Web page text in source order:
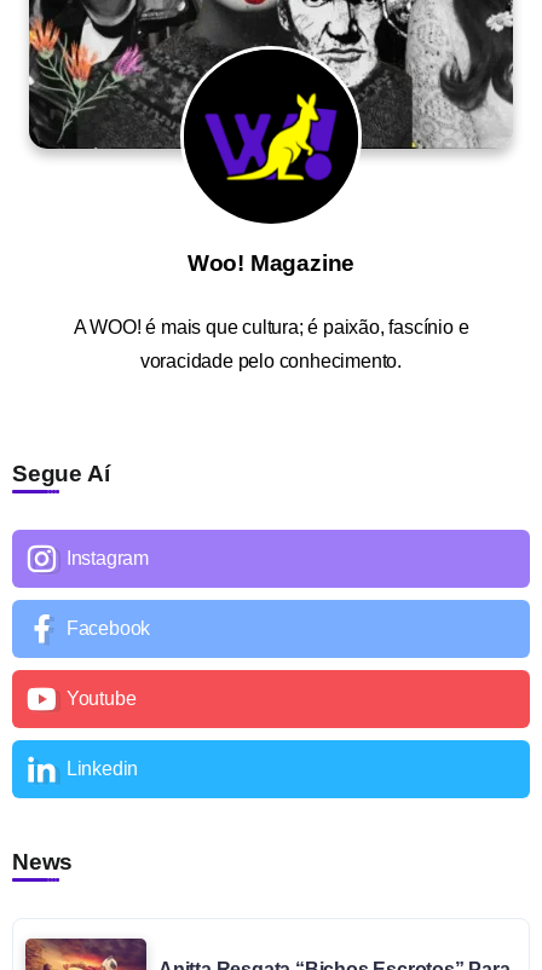
Woo! Magazine
AWOO! é mais que cultura; é paixão, fascínio e
voracidade pelo conhecimento.
Segue Aí
Instagram
Facebook
Youtube
Linkedin
News